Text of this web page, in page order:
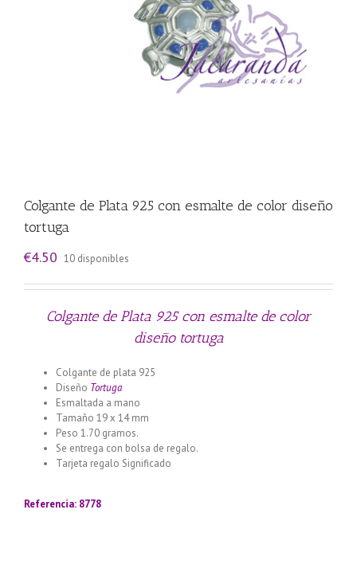
Colgante de Plata 925 con esmalte de color diseño
tortuga
€4.50 10 disponibles
Colgante de Plata 925 con esmalte de color
diseño tortuga
Colgante de plata 925
Diseño Tortuga
Esmaltada a mano
Tamaño 19 x 14 mm
Peso 1.70 gramos.
Se entrega con bolsa de regalo.
Tarjeta regalo Significado
Referencia: 8778